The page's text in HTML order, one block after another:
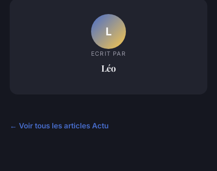
L
ECRIT PAR
Léo
← Voir tous les articles Actu